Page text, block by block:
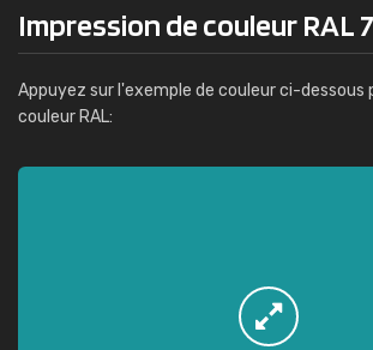
Impression de couleur RAL
Appuyez sur l'exemple de couleur ci-
couleur RAL: